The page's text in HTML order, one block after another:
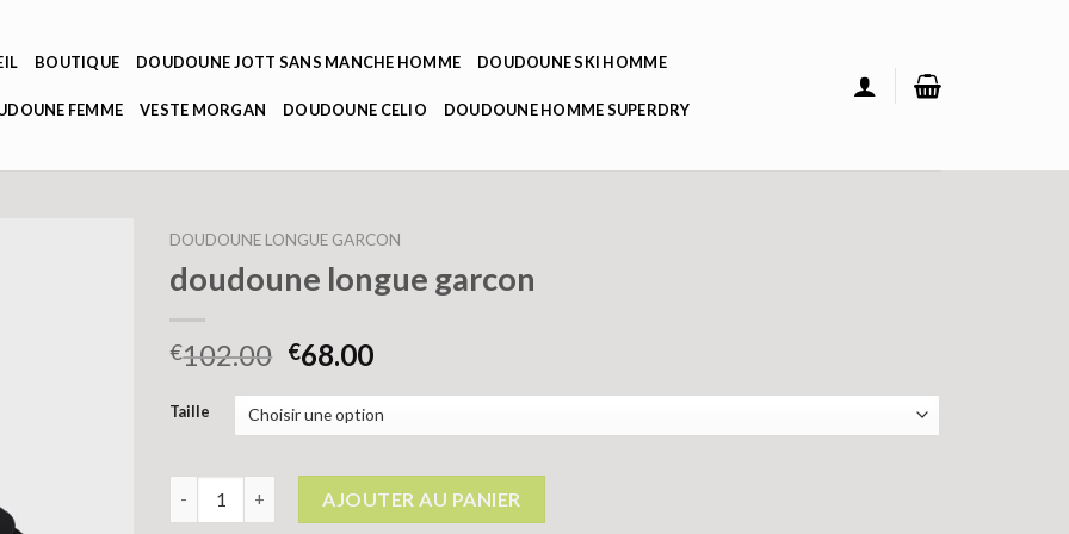
BOUTIQUE DOUDOUNE JOTT SANS MANCHE HOMME DOUDOUNE SKI HOMME
FEMME VESTE MORGAN DOUDOUNE CELIO DOUDOUNE HOMME SUPERDRY
DOUDOUNE LONGUE GARCON
doudoune longue garcon
€102.00 €68.00
Taille
AJOUTER AU PANIER